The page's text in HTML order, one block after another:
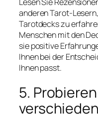
anderen Tarot-
Tarotdecks zu
Menschen mit den
sie positive
Ihnen bei der
Ihnen passt.
5.